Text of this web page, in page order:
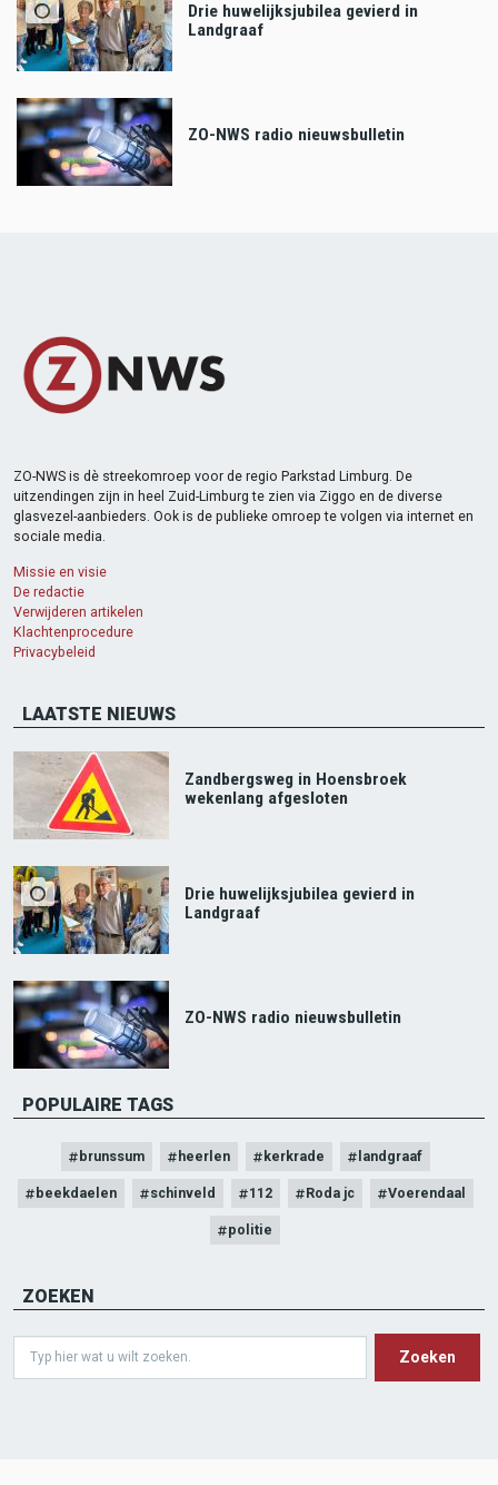
Drie huwelijksjubilea gevierd in
Landgraaf
ZO-NWS radio nieuwsbulletin
ZO-NWS is dè streekomroep voor de regio Parkstad Limburg. De
uitzendingen zijn in heel Zuid-Limburg te zien via Ziggo en de diverse
glasvezel-aanbieders. Ook is de publieke omroep te volgen via internet en
sociale media.
Missie en visie
De redactie
Verwijderen artikelen
Klachtenprocedure
Privacybeleid
LAATSTE NIEUWS
Zandbergsweg in Hoensbroek
wekenlang afgesloten
Drie huwelijksjubilea gevierd in
Landgraaf
ZO-NWS radio nieuwsbulletin
POPULAIRE TAGS
brunssum heerlen kerkrade landgraaf
beekdaelen schinveld 112 Roda jc Voerendaal
politie
ZOEKEN